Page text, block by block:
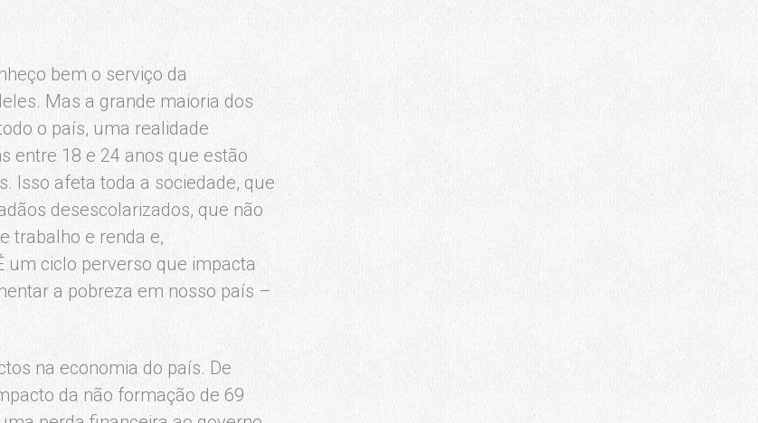
bem o serviço da
Mas a grande maioria dos
o país, uma realidade
entre 18 e 24 anos que estão
Isso afeta toda a sociedade, que
desescolarizados, que não
trabalho e renda e,
um ciclo perverso que impacta
a pobreza em nosso país –
na economia do país. De
da não formação de 69